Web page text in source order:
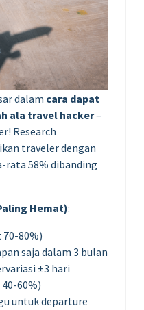
dalam cara dapat
ala travel hacker–
Research
traveler dengan
58% dibanding
Hemat):
80%)
saja dalam 3 bulan
±3 hari
60%)
untuk departure